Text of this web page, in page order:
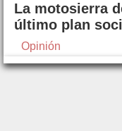
La motosierra
último plan
Opinión